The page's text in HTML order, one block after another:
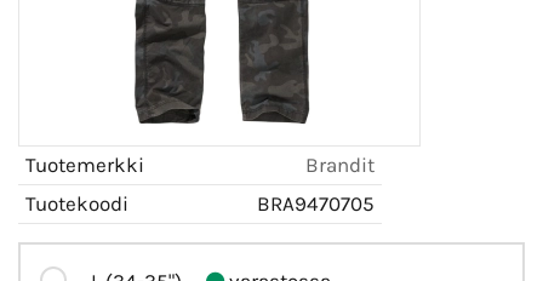
Tuotemerkki
Brandit
Tuotekoodi
BRA9470705